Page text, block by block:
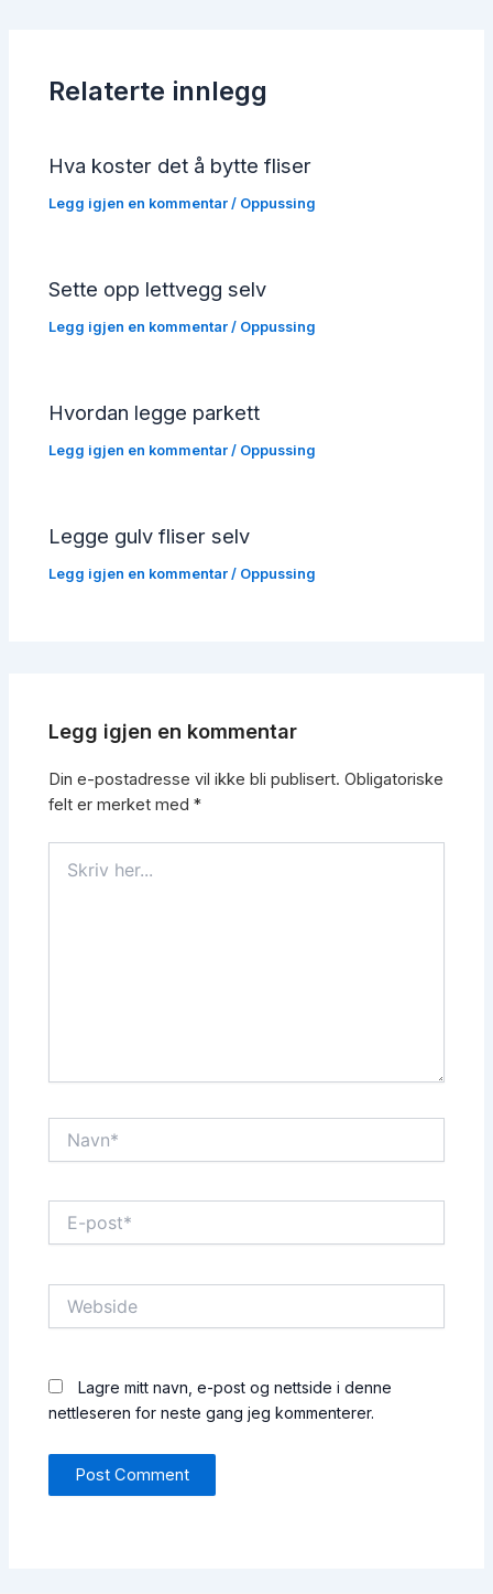
Relaterte innlegg
Hva koster det å bytte fliser
Legg igjen en kommentar / Oppussing
Sette opp lettvegg selv
Legg igjen en kommentar / Oppussing
Hvordan legge parkett
Legg igjen en kommentar / Oppussing
Legge gulv fliser selv
Legg igjen en kommentar / Oppussing
Legg igjen en kommentar
Din e-postadresse vil ikke bli publisert. Obligatoriske
felt er merket med*
her...
post*
Lagre mitt navn, e-post og nettside i denne
nettleseren for neste gang jeg kommenterer.